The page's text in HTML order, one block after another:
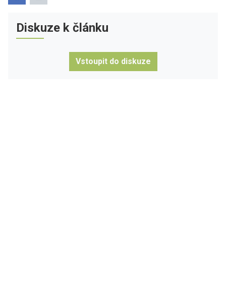
Diskuze k článku
Vstoupit do diskuze